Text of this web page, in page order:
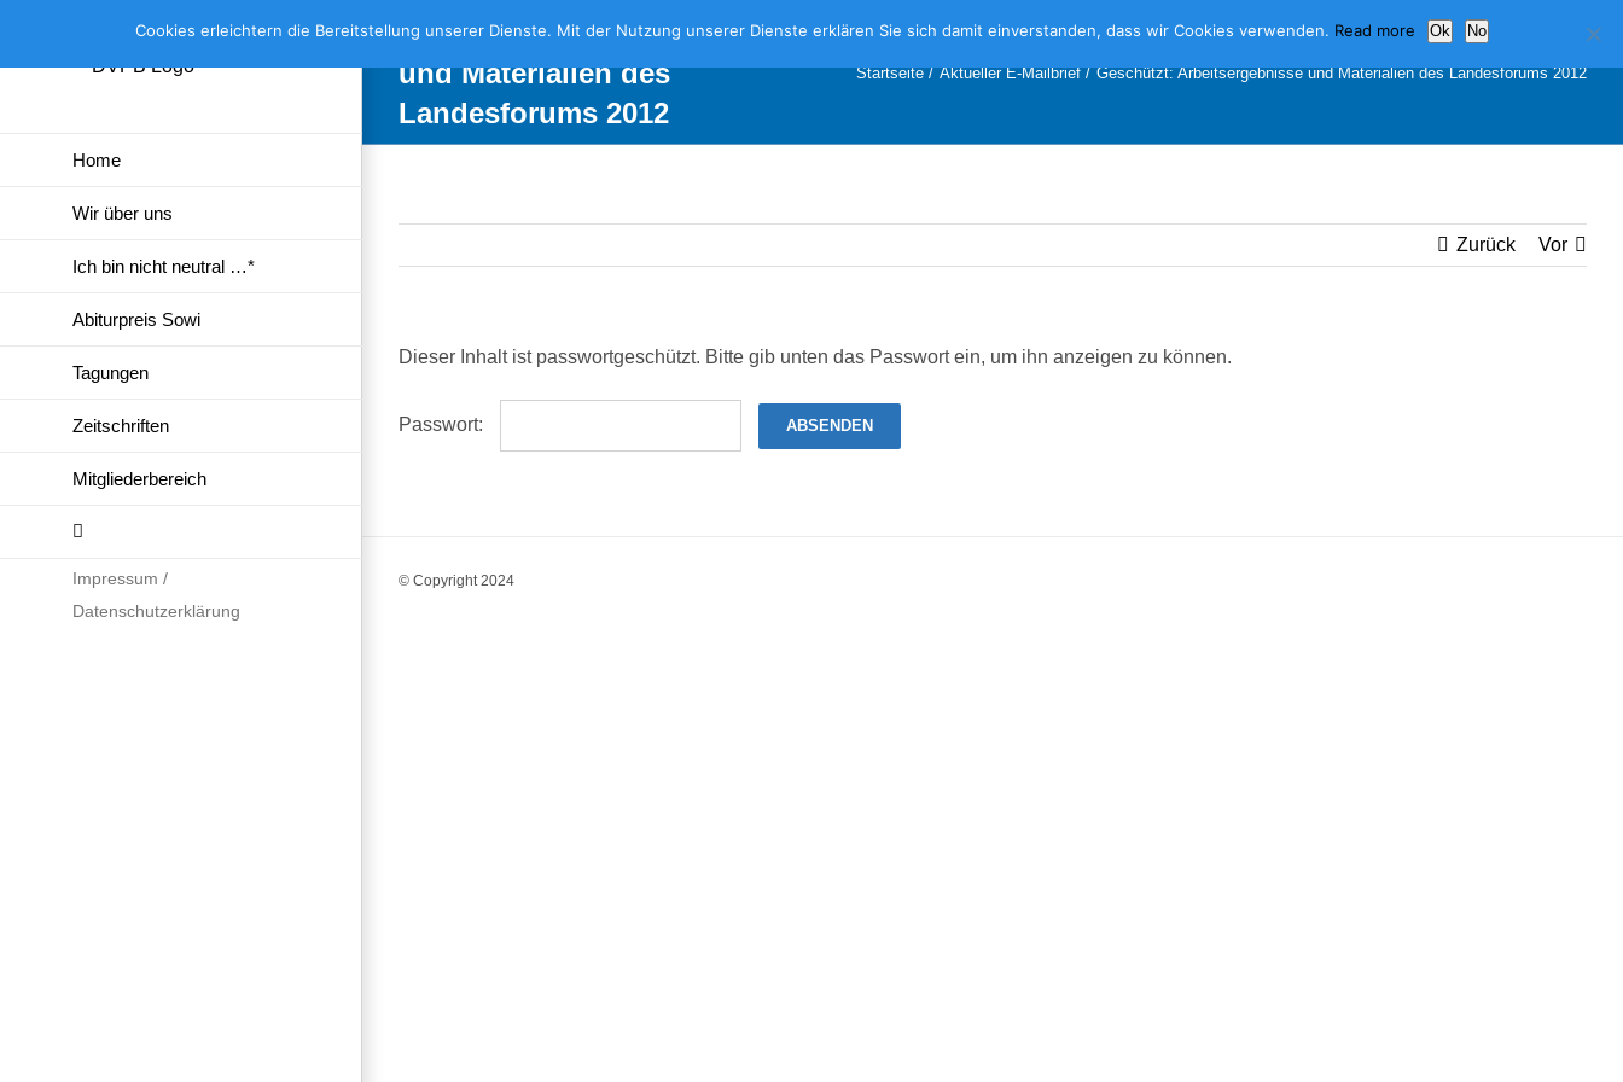
Home
Wir über uns
Ich bin nicht neutral …*
Abiturpreis Sowi
Tagungen
Zeitschriften
Mitgliederbereich
Impressum /
Datenschutzerklärung
Geschützt: Arbeitsergebnisse
und Materialien des
Landesforums 2012
Startseite Aktueller E-Mailbrief Geschützt: Arbeitsergebnisse und Materialien des Landesforums 2012
Zurück Vor
Dieser Inhalt ist passwortgeschützt. Bitte gib unten das Passwort ein, um ihn anzeigen zu können.
Passwort:
© Copyright 2024
Cookies erleichtern die Bereitstellung unserer Dienste. Mit der Nutzung unserer Dienste erklären Sie sich damit einverstanden, dass wir Cookies verwenden. Read more Ok No